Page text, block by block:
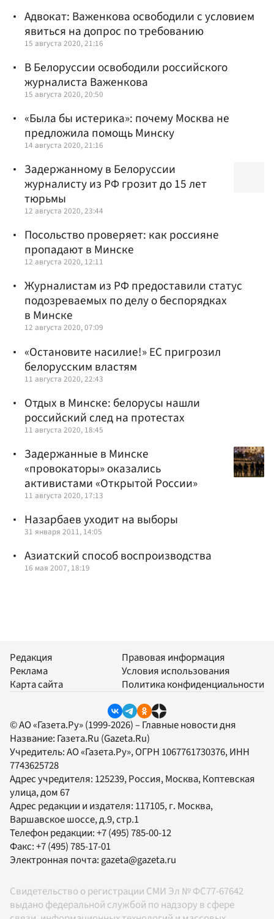
Адвокат: Важенкова освободили с условием
явиться на допрос по требованию
15 августа 2020, 21:16
В Белоруссии освободили российского
журналиста Важенкова
15 августа 2020, 20:50
«Была бы истерика»: почему Москва не
предложила помощь Минску
14 августа 2020, 21:16
Задержанному в Белоруссии
журналисту из РФ грозит до 15 лет
тюрьмы
12 августа 2020, 23:44
Посольство проверяет: как россияне
пропадают в Минске
12 августа 2020, 12:11
Журналистам из РФ предоставили статус
подозреваемых по делу о беспорядках
в Минске
12 августа 2020, 07:09
«Остановите насилие!» ЕС пригрозил
белорусским властям
11 августа 2020, 22:43
Отдых в Минске: белорусы нашли
российский след на протестах
11 августа 2020, 18:45
Задержанные в Минске
«провокаторы» оказались
активистами «Открытой России»
11 августа 2020, 17:13
Назарбаев уходит на выборы
31 января 2011, 14:05
Азиатский способ воспроизводства
16 мая 2007, 18:19
Редакция
Реклама
Карта сайта
Правовая информация
Условия использования
Политика конфиденциальности
© АО «Газета.Ру» (1999-2026) – Главные новости дня
Название: Газета.Ru (Gazeta.Ru)
Учредитель:АО «Газета.Ру», ОГРН 1067761730376, ИНН
7743625728
Адрес учредителя: 125239, Россия, Москва, Коптевская
улица, дом 67
Адрес редакции и издателя: 117105, г. Москва,
Варшавское шоссе, д.9, стр.1
Телефон редакции:+7 (495) 785-00-12
Факс:+7 (495) 785-17-01
Электронная почта:gazeta@gazeta.ru
Свидетельство о регистрации СМИ Эл № ФС77-67642
выдано федеральной службой по надзору в сфере